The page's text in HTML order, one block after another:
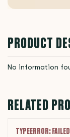
PRODUCT
No information
RELATED
TYPEERROR: